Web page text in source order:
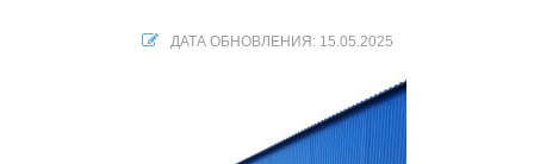
ДАТА ОБНОВЛЕНИЯ: 15.05.2025